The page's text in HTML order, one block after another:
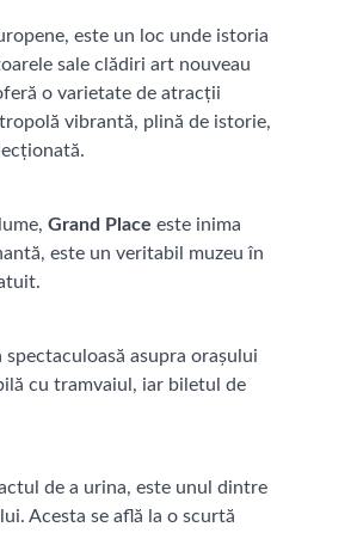
este un loc unde istoria
sale clădiri art nouveau
o varietate de atracții
vibrantă, plină de istorie,
Grand Place este inima
este un veritabil muzeu în
asupra orașului
cu tramvaiul, iar biletul de
de a urina, este unul dintre
Acesta se află la o scurtă